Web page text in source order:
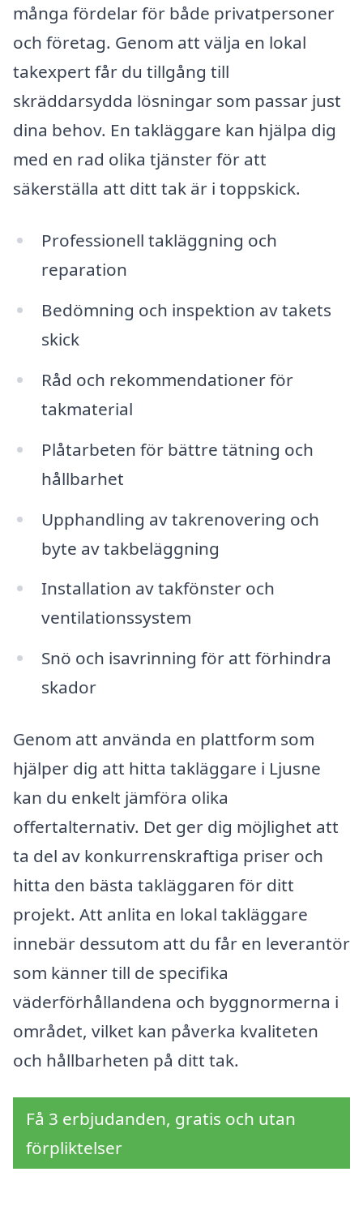
många fördelar för både privatpersoner
och företag. Genom att välja en lokal
takexpert får du tillgång till
skräddarsydda lösningar som passar just
dina behov. En takläggare kan hjälpa dig
med en rad olika tjänster för att
säkerställa att ditt tak är i toppskick.
Professionell takläggning och
reparation
Bedömning och inspektion av takets
skick
Råd och rekommendationer för
takmaterial
Plåtarbeten för bättre tätning och
hållbarhet
Upphandling av takrenovering och
byte av takbeläggning
Installation av takfönster och
ventilationssystem
Snö och isavrinning för att förhindra
skador
Genom att använda en plattform som
hjälper dig att hitta takläggare i Ljusne
kan du enkelt jämföra olika
offertalternativ. Det ger dig möjlighet att
ta del av konkurrenskraftiga priser och
hitta den bästa takläggaren för ditt
projekt. Att anlita en lokal takläggare
innebär dessutom att du får en leverantör
som känner till de specifika
väderförhållandena och byggnormerna i
området, vilket kan påverka kvaliteten
och hållbarheten på ditt tak.
Få 3 erbjudanden, gratis och utan
förpliktelser